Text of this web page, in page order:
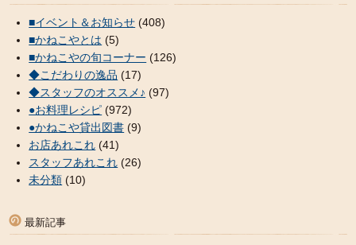
■イベント＆お知らせ (408)
■かねこやとは (5)
■かねこやの旬コーナー (126)
◆こだわりの逸品 (17)
◆スタッフのオススメ♪ (97)
●お料理レシピ (972)
●かねこや貸出図書 (9)
お店あれこれ (41)
スタッフあれこれ (26)
未分類 (10)
最新記事